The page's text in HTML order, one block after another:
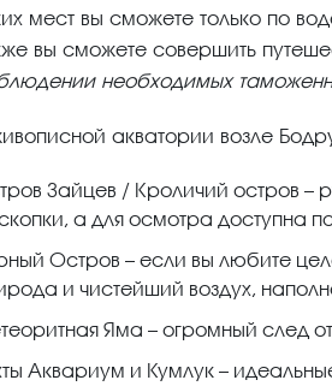
мест вы сможете только по
вы сможете совершить
необходимых
акватории возле
Зайцев / Кроличий остров –
а для осмотра доступна
Остров – если вы любите
и чистейший воздух,
Яма – огромный след
Аквариум и Кумлук –